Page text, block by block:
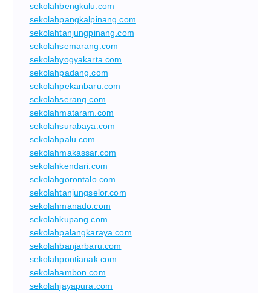
sekolahbengkulu.com
sekolahpangkalpinang.com
sekolahtanjungpinang.com
sekolahsemarang.com
sekolahyogyakarta.com
sekolahpadang.com
sekolahpekanbaru.com
sekolahserang.com
sekolahmataram.com
sekolahsurabaya.com
sekolahpalu.com
sekolahmakassar.com
sekolahkendari.com
sekolahgorontalo.com
sekolahtanjungselor.com
sekolahmanado.com
sekolahkupang.com
sekolahpalangkaraya.com
sekolahbanjarbaru.com
sekolahpontianak.com
sekolahambon.com
sekolahjayapura.com